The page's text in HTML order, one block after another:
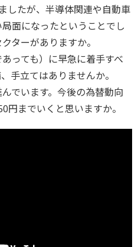
したが、半導体関連や自動車
面になったということでし
ターがありますか。
っても）に早急に着手すべ
手立てはありませんか。
でいます。今後の為替動向
円までいくと思いますか。